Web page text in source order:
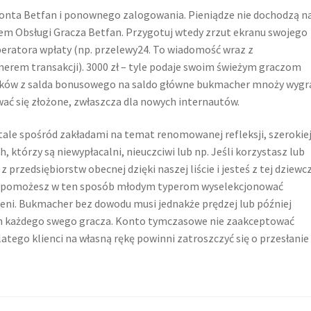
Betfan i ponownego zalogowania. Pieniądze nie dochodzą
Obsługi Gracza Betfan. Przygotuj wtedy zrzut ekranu swojego
wpłaty (np. przelewy24. To wiadomość wraz z
transakcji). 3000 zł – tyle podaje swoim świeżym graczom
z salda bonusowego na saldo główne bukmacher mnoży
się złożone, zwłaszcza dla nowych internautów.
spośród zakładami na temat renomowanej refleksji,
którzy są niewypłacalni, nieuczciwi lub np. Jeśli korzystasz lub
przedsiębiorstw obecnej dzięki naszej liście i jesteś z tej
w ten sposób młodym typerom wyselekcjonować
Bukmacher bez dowodu musi jednakże prędzej lub później
swego gracza. Konto tymczasowe nie zaakceptować
klienci na własną rękę powinni zatroszczyć się o przesłanie